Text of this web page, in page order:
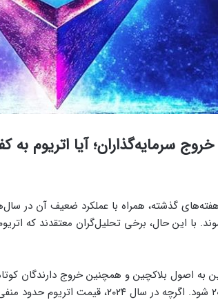
سرمایه‌گذاران؛ آیا اتریوم
شوند. با این حال، برخی تحلیل‌گران معتقدند که
به اصول بلاکچین و همچنین خروج دارندگان